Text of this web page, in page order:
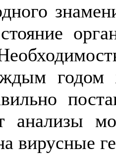
годом
анализы
вирусные